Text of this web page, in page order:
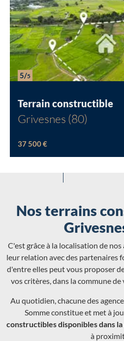
5/5
Terrain constructible
Grivesnes (80)
37 500 €
Nos terrains
C'est grâce à la localisation de nos
leur relation avec des partenaires
d'entre elles peut vous proposer
vos critères, dans la commune
Au quotidien, chacune des
Somme constitue et met à
constructibles disponibles dans
à